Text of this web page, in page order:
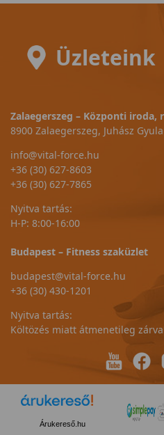
Üzleteink
Zalaegerszeg – Központi iroda,
8900 Zalaegerszeg, Juhász
info@vital-force.hu
+36 (30) 627-8603
+36 (30) 627-7865
Nyitva tartás:
H-P: 8:00-16:00
Budapest – Fitness szaküzlet
budapest@vital-force.hu
+36 (30) 430-1201
Nyitva tartás:
Költözés miatt átmenetileg
Árukereső.hu